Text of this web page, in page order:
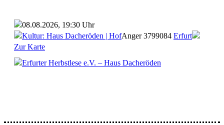
08.08.2026, 19:30 Uhr
Kultur: Haus Dacheröden | HofAnger 3799084 Erfurt
Zur Karte
Erfurter Herbstlese e.V. – Haus Dacheröden